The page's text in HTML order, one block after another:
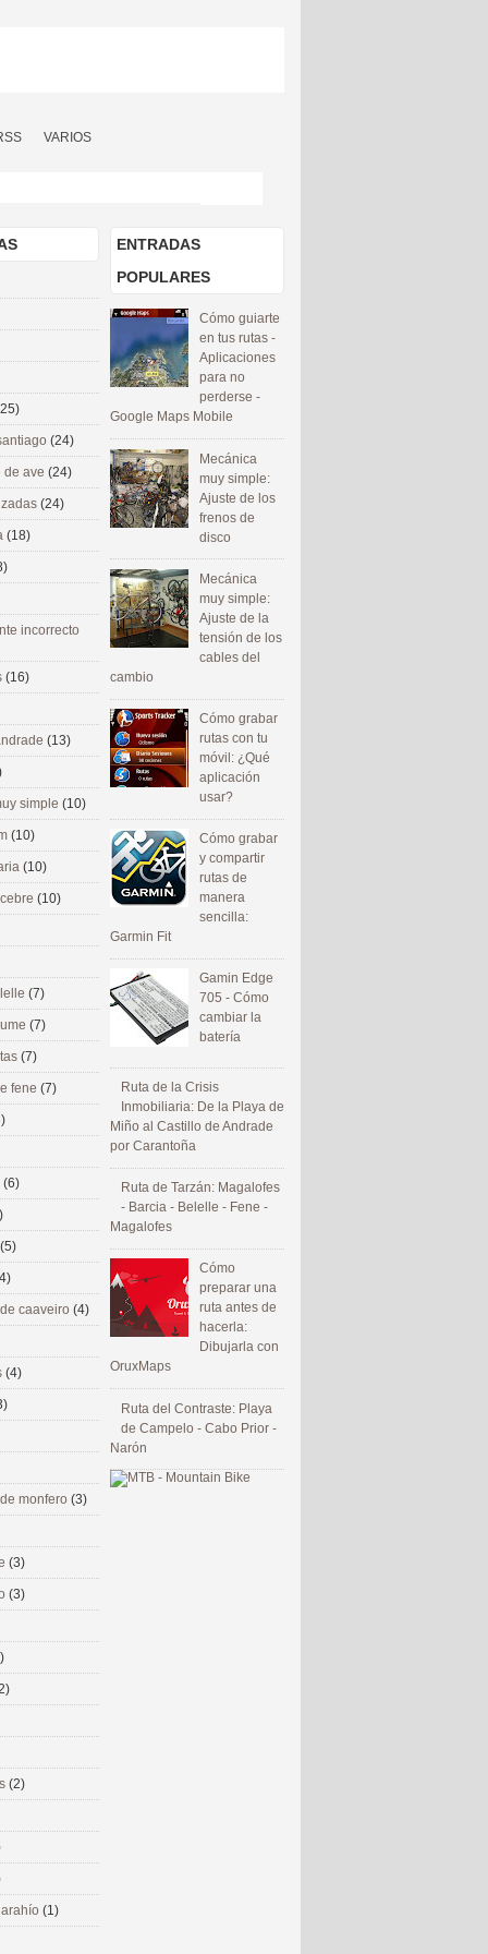
VARIOS
ENTRADAS
POPULARES
Cómo guiarte
en tus rutas -
Aplicaciones
para no
perderse -
Google Maps Mobile
Mecánica
muy simple:
Ajuste de los
frenos de
disco
Mecánica
muy simple:
Ajuste de la
tensión de los
cables del
cambio
Cómo grabar
rutas con tu
móvil: ¿Qué
aplicación
usar?
Cómo grabar
y compartir
rutas de
manera
sencilla:
Garmin Fit
Gamin Edge
705 - Cómo
cambiar la
batería
Ruta de la Crisis
Inmobiliaria: De la Playa de
Miño al Castillo de Andrade
por Carantoña
Ruta de Tarzán: Magalofes
- Barcia - Belelle - Fene -
Magalofes
Cómo
preparar una
ruta antes de
hacerla:
Dibujarla con
OruxMaps
Ruta del Contraste: Playa
de Campelo - Cabo Prior -
Narón
(24)
de ave (24)
(24)
(18)
incorrecto
(16)
(13)
simple (10)
(10)
(10)
(10)
(7)
(7)
(7)
fene (7)
(6)
(5)
caaveiro (4)
(4)
monfero (3)
(3)
(3)
(2)
(1)